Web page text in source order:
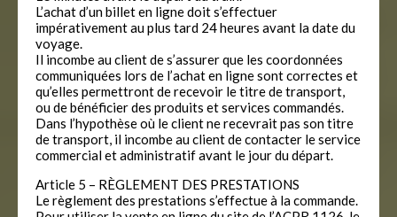
L’achat d’un billet en ligne doit s’effectuer
impérativement au plus tard 24 heures avant la date du
voyage.
Il incombe au client de s’assurer que les coordonnées
communiquées lors de l’achat en ligne sont correctes et
qu’elles permettront de recevoir le titre de transport,
ou de bénéficier des produits et services commandés.
Dans l’hypothèse où le client ne recevrait pas son titre
de transport, il incombe au client de contacter le service
commercial et administratif avant le jour du départ.
Article 5 – RÈGLEMENT DES PRESTATIONS
Le règlement des prestations s’effectue à la commande.